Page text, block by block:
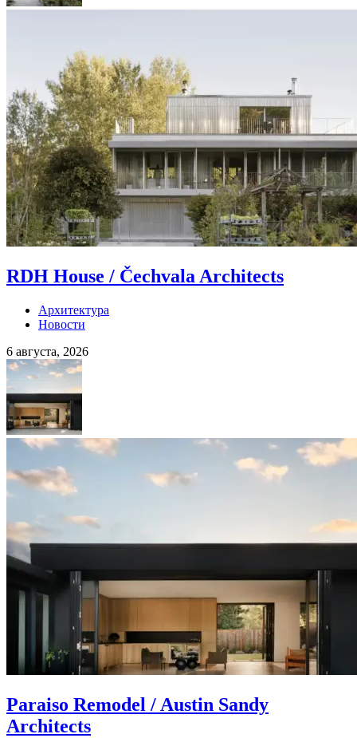
RDH House / Čechvala Architects
Архитектура
Новости
6 августа, 2026
Paraiso Remodel / Austin Sandy
Architects